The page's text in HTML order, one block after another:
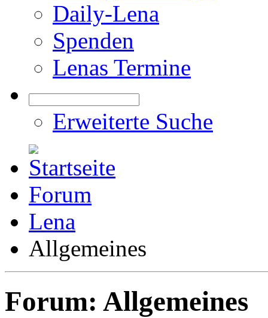
Daily-Lena
Spenden
Lenas Termine
Erweiterte Suche
Forum
Lena
Allgemeines
Forum: Allgemeines